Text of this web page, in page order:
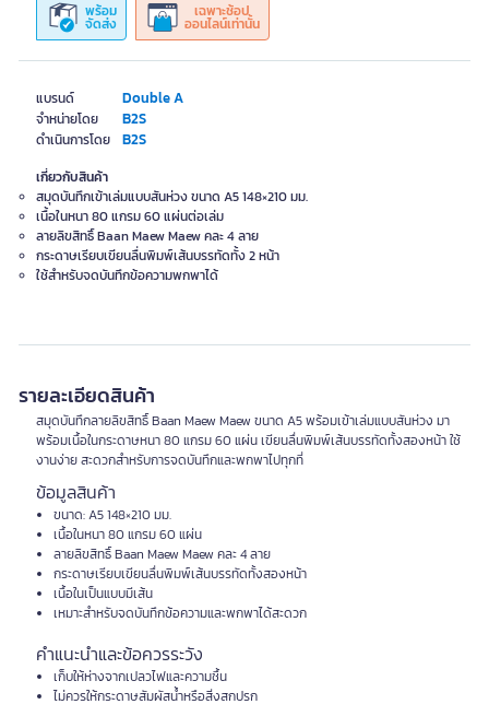
แบรนด์ Double A
จำหน่ายโดย B2S
ดำเนินการโดย B2S
พร้อม
จัดส่ง
เฉพาะช้อป
ออนไลน์เท่านั้น
เกี่ยวกับสินค้า
สมุดบันทึกเข้าเล่มแบบสันห่วง ขนาด A5 148×210 มม.
เนื้อในหนา 80 แกรม 60 แผ่นต่อเล่ม
ลายลิขสิทธิ์ Baan Maew Maew คละ 4 ลาย
กระดาษเรียบเขียนลื่นพิมพ์เส้นบรรทัดทั้ง 2 หน้า
ใช้สำหรับจดบันทึกข้อความพกพาได้
รายละเอียดสินค้า
สมุดบันทึกลายลิขสิทธิ์ Baan Maew Maew ขนาด A5 พร้อมเข้าเล่มแบบสันห่วง มา
พร้อมเนื้อในกระดาษหนา 80 แกรม 60 แผ่น เขียนลื่นพิมพ์เส้นบรรทัดทั้งสองหน้า ใช้
งานง่าย สะดวกสำหรับการจดบันทึกและพกพาไปทุกที่
ข้อมูลสินค้า
ขนาด: A5 148×210 มม.
เนื้อในหนา 80 แกรม 60 แผ่น
ลายลิขสิทธิ์ Baan Maew Maew คละ 4 ลาย
กระดาษเรียบเขียนลื่นพิมพ์เส้นบรรทัดทั้งสองหน้า
เนื้อในเป็นแบบมีเส้น
เหมาะสำหรับจดบันทึกข้อความและพกพาได้สะดวก
คำแนะนำและข้อควรระวัง
เก็บให้ห่างจากเปลวไฟและความชื้น
ไม่ควรให้กระดาษสัมผัสน้ำหรือสิ่งสกปรก